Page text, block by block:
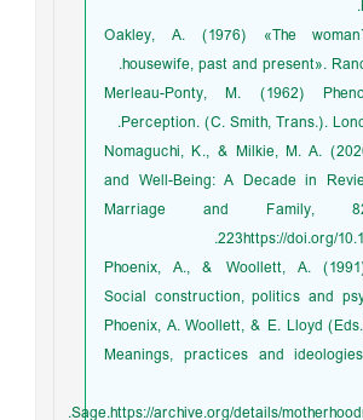
Oakley, A. (1976) «The
housewife, past and present».
Merleau-Ponty, M. (1962)
Perception. (C. Smith, Trans.).
Nomaguchi, K., & Milkie, M. A.
and Well-Being: A Decade in
Marriage and Family,
223https://doi.org/
Phoenix, A., & Woollett, A.
Social construction, politics and
Phoenix, A. Woollett, & E. Lloyd
Meanings, practices and
Sage.https://archive.org/details/